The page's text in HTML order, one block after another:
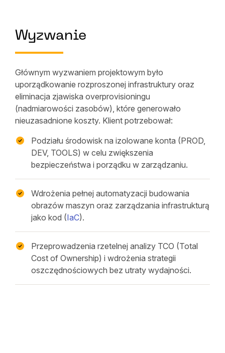
Wyzwanie
Głównym wyzwaniem projektowym było
uporządkowanie rozproszonej infrastruktury oraz
eliminacja zjawiska overprovisioningu
(nadmiarowości zasobów), które generowało
nieuzasadnione koszty. Klient potrzebował:
Podziału środowisk na izolowane konta (PROD,
DEV, TOOLS) w celu zwiększenia
bezpieczeństwa i porządku w zarządzaniu.
Wdrożenia pełnej automatyzacji budowania
obrazów maszyn oraz zarządzania infrastrukturą
jako kod (IaC).
Przeprowadzenia rzetelnej analizy TCO (Total
Cost of Ownership) i wdrożenia strategii
oszczędnościowych bez utraty wydajności.